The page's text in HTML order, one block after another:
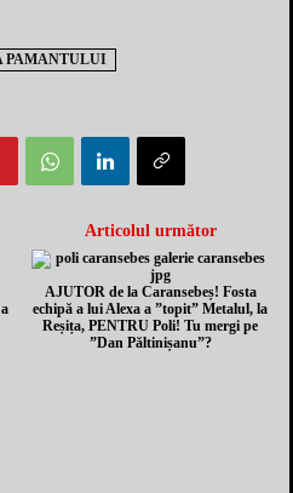
PAMANTULUI
Articolul următor
AJUTOR de la Caransebeș! Fosta
echipă a lui Alexa a ”topit” Metalul, la
Reșița, PENTRU Poli! Tu mergi pe
”Dan Păltinișanu”?